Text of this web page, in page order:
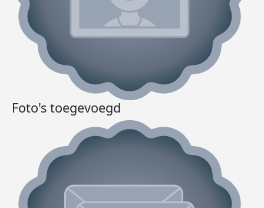
Foto's toegevoegd